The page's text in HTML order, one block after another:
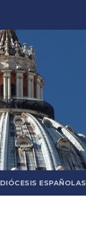
DIÓCESIS ESPAÑOLAS